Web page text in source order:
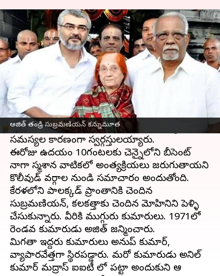
అజిత్ తండ్రి సుబ్రమణియన్ కన్నుమూత
తమిళ హీరో అజిత్ తండ్రి
సుబ్రమణియన్ కన్నుమూత
వ్రాసిన వారు Sriram Pranateja Mar 24, 2023 10:22 am
ఈ వార్తాకథనం ఏంటి
కోలీవుడ్ హీరో అజిత్ ఇంట విషాదం నెలకొంది. తండ్రి పి.
సుబ్రమణియన్ ఈరోజు ఉదయం హఠాత్తుగా
కన్నుమూసారు. 86ఏళ్ల వయసులో అనారోగ్య
సమస్యల కారణంగా స్వర్గస్తులయ్యారు.
ఈరోజు ఉదయం 10గంటలకు చెన్నైలోని బీసెంట్
నాగా స్మశాన వాటికలో అంత్యక్రియలు జరుగుతాయని
కొలీవుడ్ వర్గాల నుండి సమాచారం అందుతోంది.
కేరళలోని పాలక్కడ్ ప్రాంతానికి చెందిన
సుబ్రమణియన్, కలకత్తాకు చెందిన మోహినిని పెళ్ళి
చేసుకున్నారు. వీరికి ముగ్గురు కుమారులు. 1971లో
రెండవ కుమారుడు అజిత్ జన్మించారు.
మిగతా ఇద్దరు కుమారులు అనుప్ కుమార్,
వ్యాపారవేత్తగా స్థిరపడ్డారు. మరో కుమారుడు అనిల్
కుమార్ మద్రాస్ ఐఐటీ లో పట్టా అందుకుని ఆ